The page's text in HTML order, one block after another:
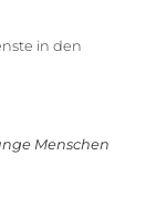
in den
Menschen